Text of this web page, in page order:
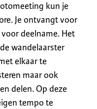
kun je
Je ontvangt voor
deelname. Het
wandelaarster
elkaar te
maar ook
delen. Op deze
tempo te